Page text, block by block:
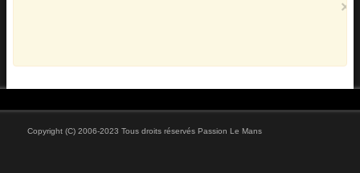
×
Copyright (C) 2006-2023 Tous droits réservés Passion Le Mans